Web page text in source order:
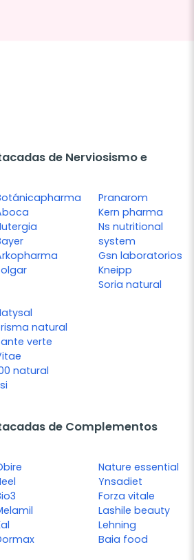
de Nerviosismo e
Pranarom
Kern pharma
Ns nutritional
system
Gsn laboratorios
Kneipp
Soria natural
natural
verte
natural
de Complementos
Nature essential
Ynsadiet
Forza vitale
Lashile beauty
Lehning
Baia food